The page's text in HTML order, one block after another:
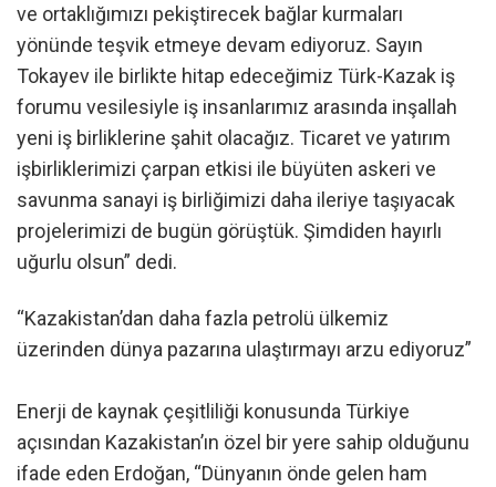
ve ortaklığımızı pekiştirecek bağlar kurmaları
yönünde teşvik etmeye devam ediyoruz. Sayın
Tokayev ile birlikte hitap edeceğimiz Türk-Kazak iş
forumu vesilesiyle iş insanlarımız arasında inşallah
yeni iş birliklerine şahit olacağız. Ticaret ve yatırım
işbirliklerimizi çarpan etkisi ile büyüten askeri ve
savunma sanayi iş birliğimizi daha ileriye taşıyacak
projelerimizi de bugün görüştük. Şimdiden hayırlı
uğurlu olsun” dedi.
“Kazakistan’dan daha fazla petrolü ülkemiz
üzerinden dünya pazarına ulaştırmayı arzu ediyoruz”
Enerji de kaynak çeşitliliği konusunda Türkiye
açısından Kazakistan’ın özel bir yere sahip olduğunu
ifade eden Erdoğan, “Dünyanın önde gelen ham